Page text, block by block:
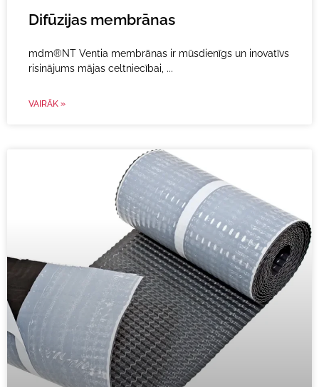
Difūzijas membrānas
mdm®NT Ventia membrānas ir mūsdienīgs un inovatīvs
risinājums mājas celtniecībai,
VAIRĀK »